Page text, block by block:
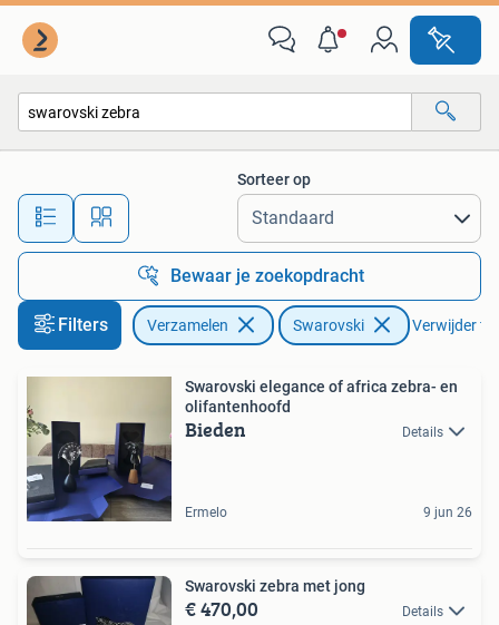
Alle afstanden…
Sorteer op
Bewaar je zoekopdracht
Filters Verzamelen Swarovski Verwijder
Swarovski elegance of africa zebra- en
olifantenhoofd
Bieden Details
Ermelo 9 jun 26
Swarovski zebra met jong
€ 470,00 Details